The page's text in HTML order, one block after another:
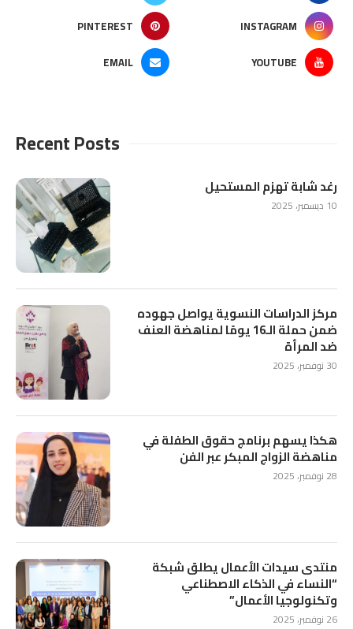
INSTAGRAM
PINTEREST
YOUTUBE
EMAIL
Recent Posts
رغد شابة تهزم المستحيل
10 ديسمبر، 2025
مركز الدراسات النسوية يواصل جهوده
ضمن حملة الـ16 يومًا لمناهضة العنف
ضد المرأة
30 نوفمبر، 2025
هكذا يسهم برنامج حقوق الطفلة في
مناهضة الزواج المبكر عبر الفن
28 نوفمبر، 2025
منتدى سيدات الأعمال يطلق شبكة
“النساء في الذكاء الاصطناعي
وتكنولوجيا الأعمال”
26 نوفمبر، 2025